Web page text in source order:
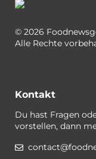
© 2026
Alle Rechte
Kontakt
Du hast Fragen
vorstellen, dann